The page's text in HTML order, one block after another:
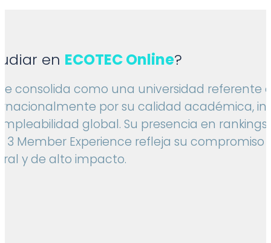
en ECOTEC Online?
se consolida como una universidad referente
por su calidad académica,
global. Su presencia en rankings
3 Member Experience refleja su compromiso
y de alto impacto.